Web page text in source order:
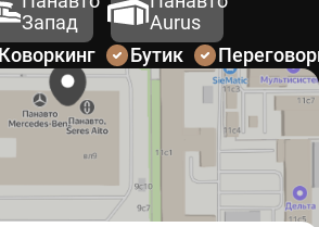
Запад
Aurus
Коворкинг Бутик